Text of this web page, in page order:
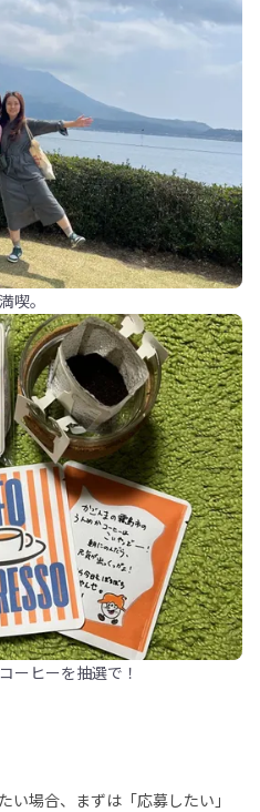
喫。
ーヒーを抽選で！
場合、まずは「応募したい」